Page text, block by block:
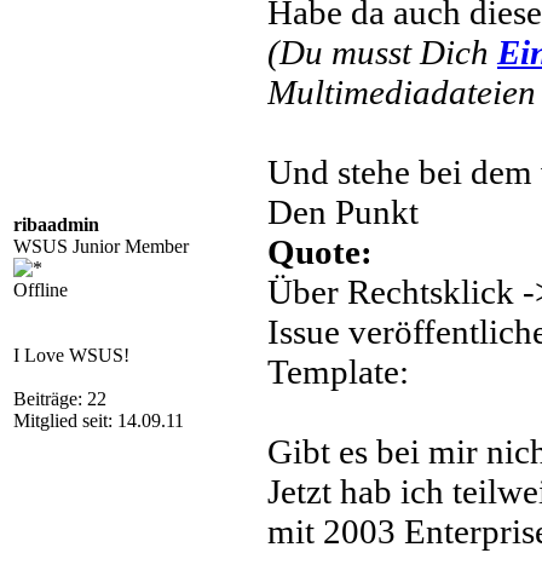
ribaadmin
WSUS Junior Member
Offline
I Love WSUS!
Beiträge: 22
Mitglied seit: 14.09.11
Habe da auch
(Du musst Dich
Und stehe bei
Den Punkt
Quote:
Über Rechtsklick
Issue
Template:
Gibt es bei mir
Jetzt hab ich
mit 2003